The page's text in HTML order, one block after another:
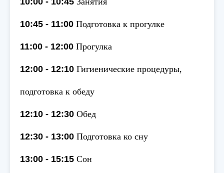
10:45 - 11:00 Подготовка к прогулке
11:00 - 12:00 Прогулка
12:00 - 12:10 Гигиенические процедуры,
подготовка к обеду
12:10 - 12:30 Обед
12:30 - 13:00 Подготовка ко сну
13:00 - 15:15 Сон